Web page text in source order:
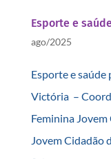
Esporte e
ago/2025
Esporte e saúde
Victória –
Feminina
Jovem Cidadão